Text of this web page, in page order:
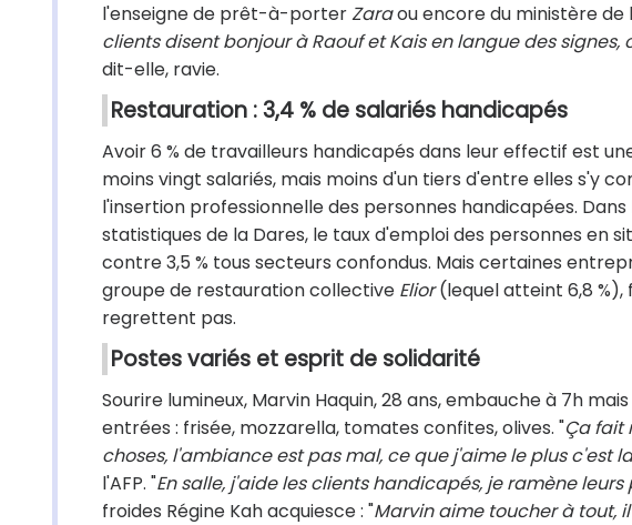
l'enseigne de prêt-à-porterZaraou encore du ministère de
clients disent bonjour à Raouf et Kais en langue des
dit-elle, ravie.
Restauration : 3,4 % de salariés handicapés
Avoir 6 % de travailleurs handicapés dans leur effectif est
moins vingt salariés, mais moins d'un tiers d'entre elles s'y
l'insertion professionnelle des personnes handicapées.
statistiques de la Dares, le taux d'emploi des personnes en
contre 3,5 % tous secteurs confondus. Mais certaines
groupe de restauration collective Elior(lequel atteint 6,8 %),
regrettent pas.
Postes variés et esprit de solidarité
Sourire lumineux, Marvin Haquin, 28 ans, embauche à 7h
entrées : frisée, mozzarella, tomates confites, olives. "Ça fait
choses, l'ambiance est pas mal, ce que j'aime le plus c'est
l'AFP. "En salle, j'aide les clients handicapés, je ramène
froides Régine Kah acquiesce : "Marvin aime toucher à tout,